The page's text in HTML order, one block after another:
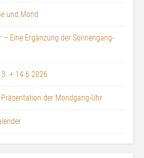
und Mond
– Eine Ergänzung der Sonnengang-
+ 14.6.2026
der Mondgang-Uhr